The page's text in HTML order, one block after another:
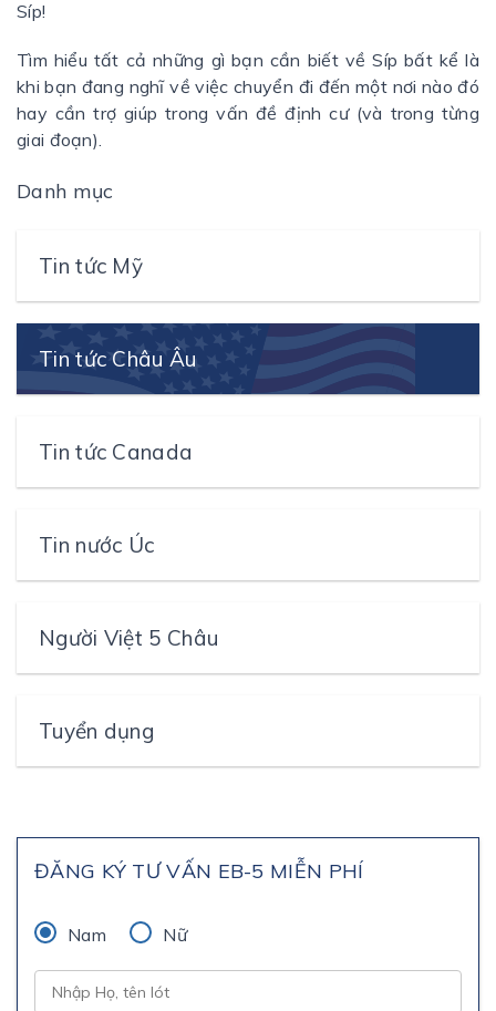
Síp!
Tìm hiểu tất cả những gì bạn cần biết về Síp bất kể là
khi bạn đang nghĩ về việc chuyển đi đến một nơi nào đó
hay cần trợ giúp trong vấn đề định cư (và trong từng
giai đoạn).
Danh mục
Tin tức Mỹ
Tin tức Châu Âu
Tin tức Canada
Tin nước Úc
Người Việt 5 Châu
Tuyển dụng
ĐĂNG KÝ TƯ VẤN EB-5 MIỄN PHÍ
Nam Nữ